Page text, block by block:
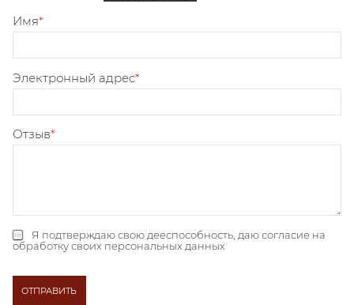
Имя
Электронный адрес
Отзыв
Я подтверждаю свою дееспособность, даюсогласие на
обработку своих персональных данных